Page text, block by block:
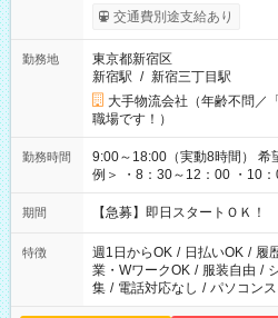
交通費別途支給あり
勤務地
東京都新宿区
新宿駅 / 新宿三丁目駅
大手物流会社（年齢不問／
職場です！）
勤務時間
9:00～18:00（実動8時間） 希望の時間帯を選べます！ ＜シフト
例＞ ・8：30～12：00 ・10
・13：00～22：00 ・22：00
期間 【急募】即日スタートＯＫ！
特徴 週1日からOK / 日払いOK / 履
業・WワークOK / 服装自由 /
集 / 電話対応なし / パソコン